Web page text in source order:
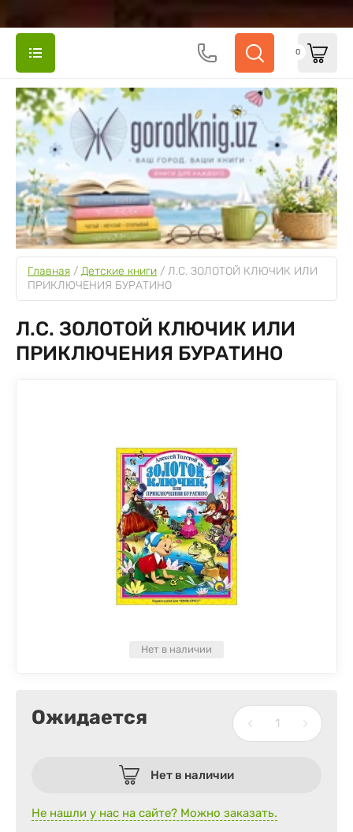
0
Главная / Детские книги / Л.С. ЗОЛОТОЙ КЛЮЧИК ИЛИ
ПРИКЛЮЧЕНИЯ БУРАТИНО
Л.С. ЗОЛОТОЙ КЛЮЧИК ИЛИ
ПРИКЛЮЧЕНИЯ БУРАТИНО
Нет в наличии
Ожидается
Нет в наличии
Не нашли у нас на сайте? Можно заказать.